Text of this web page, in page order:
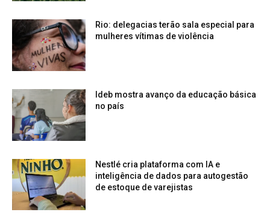
Rio: delegacias terão sala especial para
mulheres vítimas de violência
Ideb mostra avanço da educação básica
no país
Nestlé cria plataforma com IA e
inteligência de dados para autogestão
de estoque de varejistas